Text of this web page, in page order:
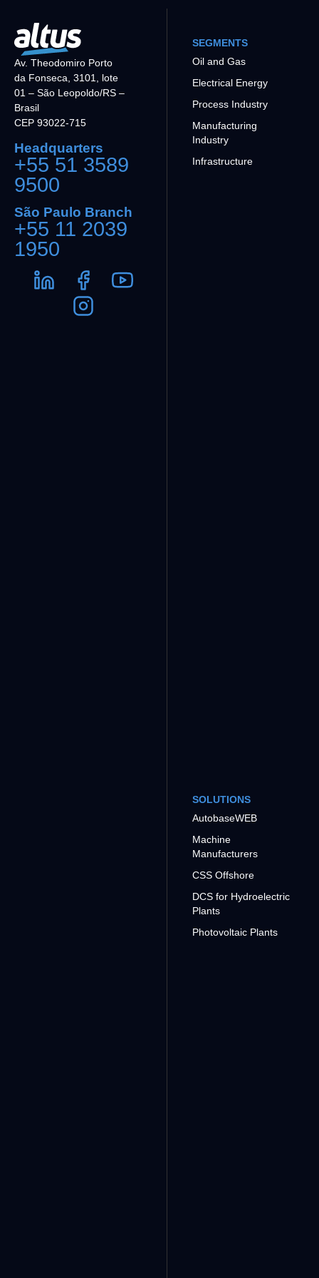
Av. Theodomiro Porto
da Fonseca, 3101, lote
01 – São Leopoldo/RS –
Brasil
CEP 93022-715
Headquarters
+55 51 3589
9500
São Paulo Branch
+55 11 2039
1950
SEGMENTS
Oil and Gas
Electrical Energy
Process Industry
Manufacturing
Industry
Infrastructure
SOLUTIONS
AutobaseWEB
Machine
Manufacturers
CSS Offshore
DCS for Hydroelectric
Plants
Photovoltaic Plants